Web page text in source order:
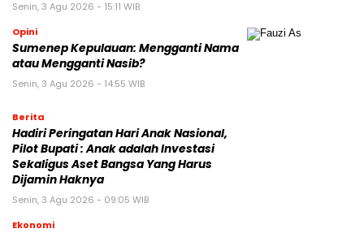
Senin, 3 Agu 2026 - 15:11 WIB
Opini
Sumenep Kepulauan: Mengganti Nama
atau Mengganti Nasib?
Senin, 3 Agu 2026 - 14:55 WIB
Berita
Hadiri Peringatan Hari Anak Nasional,
Pilot Bupati : Anak adalah Investasi
Sekaligus Aset Bangsa Yang Harus
Dijamin Haknya
Senin, 3 Agu 2026 - 09:05 WIB
Ekonomi